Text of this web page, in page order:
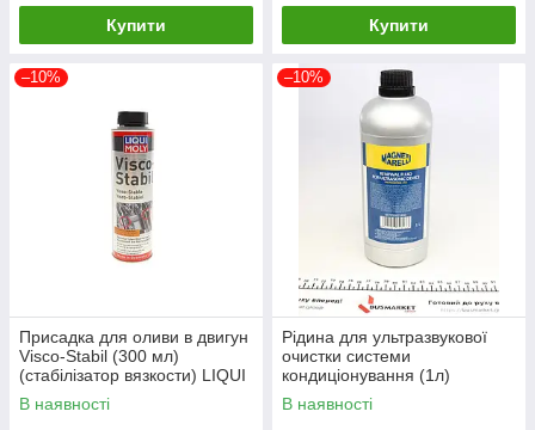
Купити Купити
–10%
Присадка для оливи в двигун
Visco-Stabil (300 мл)
(cтабілізатор вязкости) LIQUI
MOLY 1017 UA61
В наявності
–10%
Рідина для ультразвукової
очистки системи
кондиціонування (1л)
MAGNETI MARELLI
007950025490 UA61
В наявності